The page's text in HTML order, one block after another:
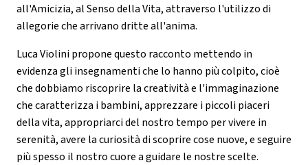
all'Amicizia, al Senso della Vita, attraverso l'utilizzo di
allegorie che arrivano dritte all'anima.
Luca Violini propone questo racconto mettendo in
evidenza gli insegnamenti che lo hanno più colpito, cioè
che dobbiamo riscoprire la creatività e l'immaginazione
che caratterizza i bambini, apprezzare i piccoli piaceri
della vita, appropriarci del nostro tempo per vivere in
serenità, avere la curiosità di scoprire cose nuove, e seguire
più spesso il nostro cuore a guidare le nostre scelte.